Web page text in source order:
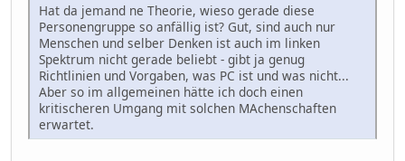
Hat da jemand ne Theorie, wieso gerade diese
Personengruppe so anfällig ist? Gut, sind auch nur
Menschen und selber Denken ist auch im linken
Spektrum nicht gerade beliebt - gibt ja genug
Richtlinien und Vorgaben, was PC ist und was nicht...
Aber so im allgemeinen hätte ich doch einen
kritischeren Umgang mit solchen MAchenschaften
erwartet.